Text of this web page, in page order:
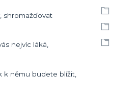
shromažďovat
nejvíc láká,
k němu budete blížit,